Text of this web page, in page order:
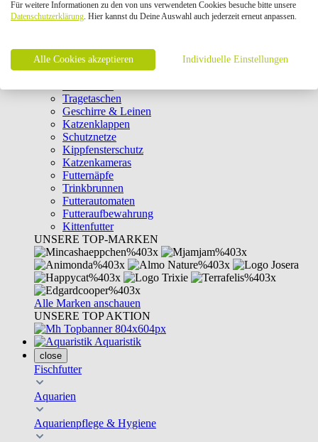
Intelligenzspielzeug
Laserpointer & Elektrospielzeug
Clicker & Target Sticks für Katzen
Weiteres Katzenspielzeug
Transportboxen
Tragetaschen
Geschirre & Leinen
Katzenklappen
Schutznetze
Kippfensterschutz
Katzenkameras
Futternäpfe
Trinkbrunnen
Futterautomaten
Futteraufbewahrung
Kittenfutter
UNSERE TOP-MARKEN
Alle Marken anschauen
UNSERE TOP AKTION
Aquaristik
close
Fischfutter
Aquarien
Aquarienpflege & Hygiene
Für weitere Informationen zu den von uns verwendeten Cookies besuche bitte unsere
Datenschutzerklärung. Hier kannst du Deine Auswahl auch jederzeit erneut anpassen.
Alle Cookies akzeptieren Individuelle Einstellungen